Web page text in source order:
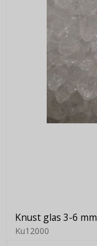
Knust glas 3-6 mm
Ku12000